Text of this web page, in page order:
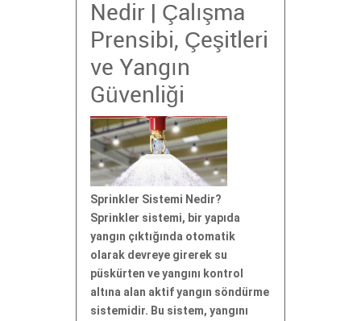
Nedir | Çalışma
Prensibi, Çeşitleri
ve Yangın
Güvenliği
Sprinkler Sistemi Nedir?
Sprinkler sistemi, bir yapıda
yangın çıktığında otomatik
olarak devreye girerek su
püskürten ve yangını kontrol
altına alan aktif yangın söndürme
sistemidir. Bu sistem, yangını